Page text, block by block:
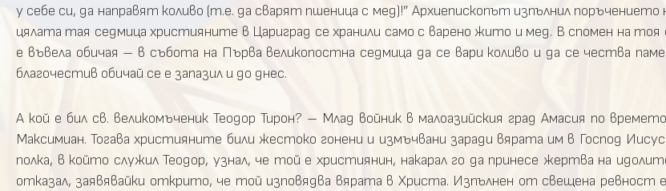
у себе си, да направят коливо (т.е. да сварят пшеница с мед)!” Архиепископът изпълнил
цялата тая седмица християните в Цариград се хранили само с варено жито и мед. В спомен на
е въвела обичая – в събота на Първа великопостна седмица да се вари коливо и да се чества
благочестив обичай се е запазил и до днес.
А кой е бил св. великомъченик Теодор Тирон? – Млад войник в малоазийския град Амасия по
Максимиан. Тогава християните били жестоко гонени и измъчвани заради вярата им в Господ
полка, в който служил Теодор, узнал, че той е християнин, накарал го да принесе жертва на
отказал, заявявайки открито, че той изповядва вярата в Христа. Изпълнен от свещена ревност